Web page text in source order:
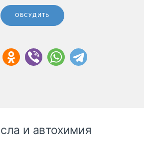
ОБСУДИТЬ
и автохимия